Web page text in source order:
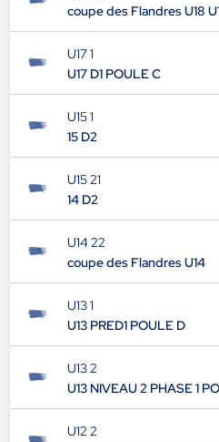
coupe des Flandres U18
U17 1
U17 D1 POULE C
U15 1
15 D2
U15 21
14 D2
U14 22
coupe des Flandres U14
U13 1
U13 PRED1 POULE D
U13 2
U13 NIVEAU 2 PHASE 1
U12 2